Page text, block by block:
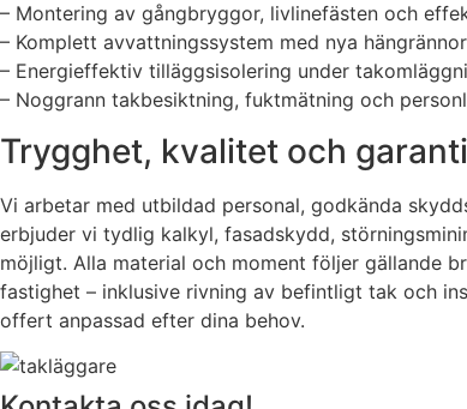
– Montering av gångbryggor, livlinefästen och
– Komplett avvattningssystem med nya
– Energieffektiv tilläggsisolering under
– Noggrann takbesiktning, fuktmätning och
Trygghet, kvalitet och
Vi arbetar med utbildad personal, godkända
erbjuder vi tydlig kalkyl, fasadskydd,
möjligt. Alla material och moment följer gällande
fastighet – inklusive rivning av befintligt tak och
offert anpassad efter dina behov.